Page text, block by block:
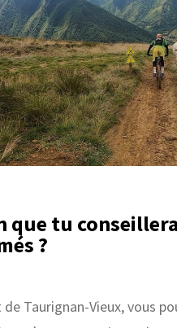
que tu
?
Taurignan-Vieux, vous